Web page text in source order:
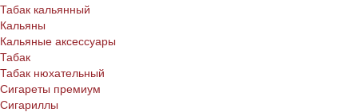
Табак кальянный
Кальяны
Кальяные аксессуары
Табак
Табак нюхательный
Сигареты премиум
Сигариллы